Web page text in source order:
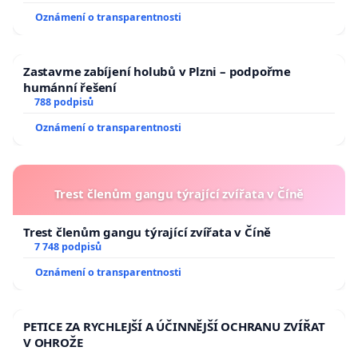
Oznámení o transparentnosti
Zastavme zabíjení holubů v Plzni – podpořme
humánní řešení
788 podpisů
Oznámení o transparentnosti
Trest členům gangu týrající zvířata v Číně
Trest členům gangu týrající zvířata v Číně
7 748 podpisů
Oznámení o transparentnosti
PETICE ZA RYCHLEJŠÍ A ÚČINNĚJŠÍ OCHRANU ZVÍŘAT
V OHROŽE